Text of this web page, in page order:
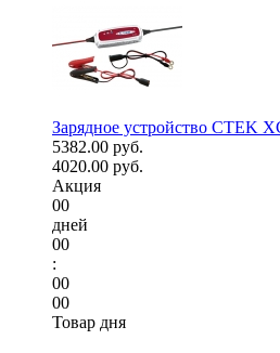
Зарядное устройство CTEK
5382.00 руб.
4020.00 руб.
Акция
00
дней
00
:
00
00
Товар дня